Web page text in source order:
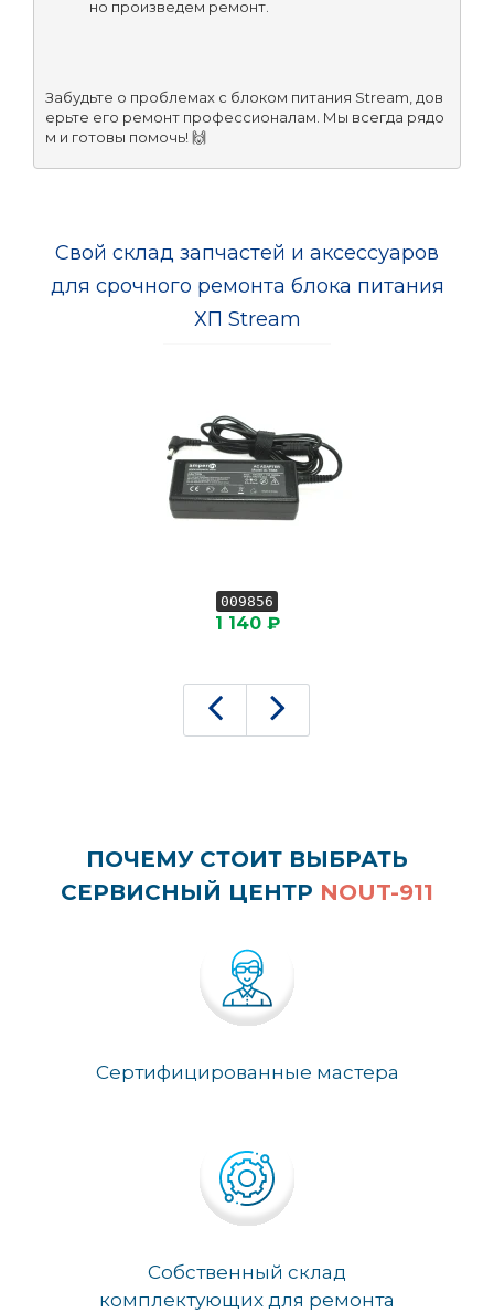
но произведем ремонт.
Забудьте о проблемах с блоком питания Stream, дов
ерьте его ремонт профессионалам. Мы всегда рядо
м и готовы помочь! 🙌
Свой склад запчастей и аксессуаров
для срочного ремонта блока питания
ХП Stream
009856
1 140 ₽
ПОЧЕМУ СТОИТ ВЫБРАТЬ
СЕРВИСНЫЙ ЦЕНТР NOUT-911
Сертифицированные мастера
Собственный склад
комплектующих для ремонта